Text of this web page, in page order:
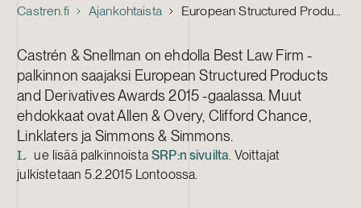
Castren.fi Ajankohtaista European Structured Products and Derivatives Awards: Castrén & Snellman ehdolla Best Law Firm -sarjassa
Castrén & Snellman on ehdolla Best Law Firm -
palkinnon saajaksi European Structured Products
and Derivatives Awards 2015 -gaalassa. Muut
ehdokkaat ovat Allen & Overy, Clifford Chance,
Linklaters ja Simmons & Simmons.
L ue lisää palkinnoistaSRP:n sivuilta. Voittajat
julkistetaan 5.2.2015 Lontoossa.